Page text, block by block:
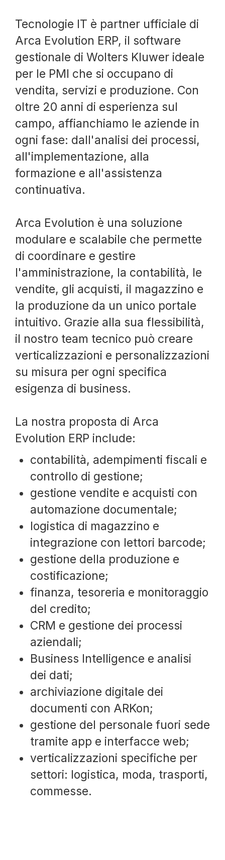
Tecnologie IT è partner ufficiale di
Arca Evolution ERP, il software
gestionale di Wolters Kluwer ideale
per le PMI che si occupano di
vendita, servizi e produzione. Con
oltre 20 anni di esperienza sul
campo, affianchiamo le aziende in
ogni fase: dall'analisi dei processi,
all'implementazione, alla
formazione e all'assistenza
continuativa.
Arca Evolution è una soluzione
modulare e scalabile che permette
di coordinare e gestire
l'amministrazione, la contabilità, le
vendite, gli acquisti, il magazzino e
la produzione da un unico portale
intuitivo. Grazie alla sua flessibilità,
il nostro team tecnico può creare
verticalizzazioni e personalizzazioni
su misura per ogni specifica
esigenza di business.
La nostra proposta di Arca
Evolution ERP include:
contabilità, adempimenti fiscali e
controllo di gestione;
gestione vendite e acquisti con
automazione documentale;
logistica di magazzino e
integrazione con lettori barcode;
gestione della produzione e
costificazione;
finanza, tesoreria e monitoraggio
del credito;
CRM e gestione dei processi
aziendali;
Business Intelligence e analisi
dei dati;
archiviazione digitale dei
documenti con ARKon;
gestione del personale fuori sede
tramite app e interfacce web;
verticalizzazioni specifiche per
settori: logistica, moda, trasporti,
commesse.